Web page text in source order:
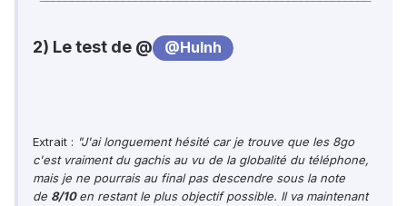
2) Le test de @ @Hulnh
Extrait : "J'ai longuement hésité car je trouve que les 8go
c'est vraiment du gachis au vu de la globalité du téléphone,
mais je ne pourrais au final pas descendre sous la note
de 8/10en restant le plus objectif possible. Il va maintenant